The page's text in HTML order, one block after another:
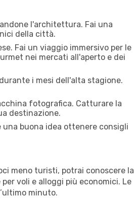
l'architettura. Fai una
della città.
Fai un viaggio immersivo per le
nei mercati all'aperto e dei
i mesi dell'alta stagione.
fotografica. Catturare la
destinazione.
una buona idea ottenere consigli
meno turisti, potrai conoscere la
voli e alloggi più economici. Le
minuto.